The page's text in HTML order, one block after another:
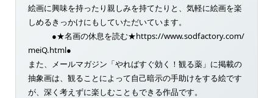
絵画に興味を持ったり親しみを持てたりと、気軽に絵画を楽
しめるきっかけにもしていただいています。
●★名画の休息を読む★https://www.sodfactory.com/
meiQ.html●
また、メールマガジン「やればすぐ効く！観る薬」に掲載の
抽象画は、観ることによって自己暗示の手助けをする絵です
が、深く考えずに楽しむこともできる作品です。